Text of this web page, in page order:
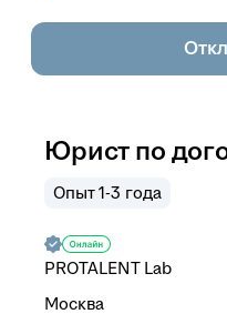
Юрист по
Опыт 1-3 года
PROTALENT Lab
Москва